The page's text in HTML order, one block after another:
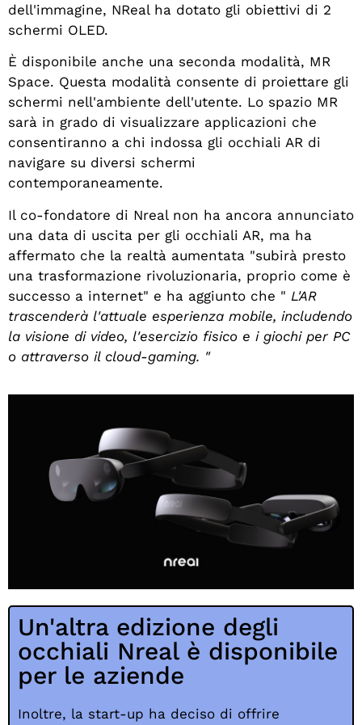
dell'immagine, NReal ha dotato gli obiettivi di 2
schermi OLED.
È disponibile anche una seconda modalità, MR
Space. Questa modalità consente di proiettare gli
schermi nell'ambiente dell'utente. Lo spazio MR
sarà in grado di visualizzare applicazioni che
consentiranno a chi indossa gli occhiali AR di
navigare su diversi schermi
contemporaneamente.
Il co-fondatore di Nreal non ha ancora annunciato
una data di uscita per gli occhiali AR, ma ha
affermato che la realtà aumentata "subirà presto
una trasformazione rivoluzionaria, proprio come è
successo a internet" e ha aggiunto che " L'AR
trascenderà l'attuale esperienza mobile, includendo
la visione di video, l'esercizio fisico e i giochi per PC
o attraverso il cloud-gaming. "
Un'altra edizione degli
occhiali Nreal è disponibile
per le aziende
Inoltre, la start-up ha deciso di offrire